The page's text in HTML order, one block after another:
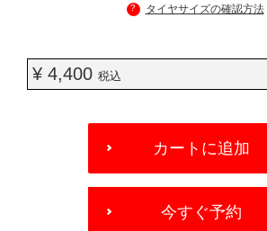
? タイヤサイズの確認方法
¥ 4,400 税込
OPTIONS
カートに追加
今すぐ予約